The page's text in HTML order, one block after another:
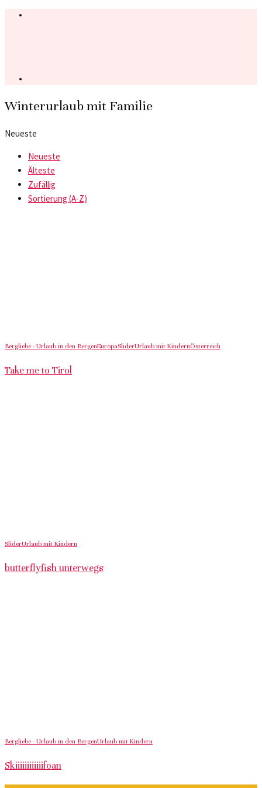
Winterurlaub mit Familie
Neueste
Neueste
Älteste
Zufällig
Sortierung (A-Z)
Bergliebe - Urlaub in den BergenEuropaSliderUrlaub mit KindernÖsterreich
Take me to Tirol
SliderUrlaub mit Kindern
butterflyfish unterwegs
Bergliebe - Urlaub in den BergenUrlaub mit Kindern
Skiiiiiiiiiiiifoan